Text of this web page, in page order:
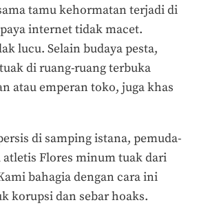
tamu kehormatan terjadi di
internet tidak macet.
lucu. Selain budaya pesta,
di ruang-ruang terbuka
atau emperan toko, juga khas
di samping istana, pemuda-
Flores minum tuak dari
bahagia dengan cara ini
korupsi dan sebar hoaks.